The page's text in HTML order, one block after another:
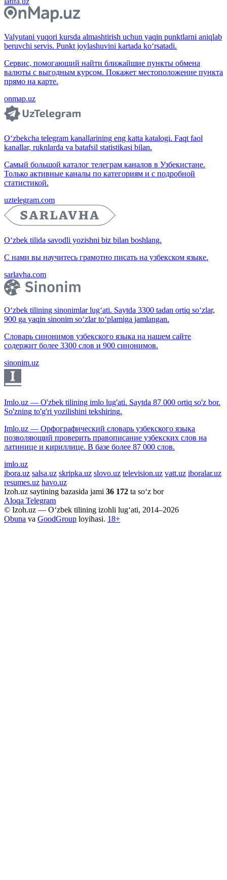
Valyutani yuqori kursda almashtirish uchun yaqin punktlarni aniqlab
beruvchi servis. Punkt joylashuvini kartada ko‘rsatadi.
Сервис, помогающий найти ближайшие пункты обмена
валюты с выгодным курсом. Покажет местоположение пункта
прямо на карте.
onmap.uz
O‘zbekcha telegram kanallarining eng katta katalogi. Faqt faol
kanallar, ruknlarda va batafsil statistikasi bilan.
Самый большой каталог телеграм каналов в Узбекистане.
Только активные каналы по категориям и с подробной
статистикой.
uztelegram.com
O‘zbek tilida savodli yozishni biz bilan boshlang.
С нами вы научитесь грамотно писать на узбекском языке.
sarlavha.com
O‘zbek tilining sinonimlar lug‘ati. Saytda 3300 tadan ortiq so‘zlar,
900 ga yaqin sinonim so‘zlar to‘plamiga jamlangan.
Словарь синонимов узбекского языка на нашем сайте
содержит более 3300 слов и 900 синонимов.
sinonim.uz
Imlo.uz — O'zbek tilining imlo lug'ati. Saytda 87 000 ortiq so'z bor.
So'zning to'g'ri yozilishini tekshiring.
Imlo.uz — Орфографический словарь узбекского языка
позволяющий проверить правописание узбекских слов на
латинице и кириллице. В базе более 87 000 слов.
imlo.uz
ibora.uz salsa.uz skripka.uz slovo.uz television.uz vatt.uz iboralar.uz
resumes.uz havo.uz
Izoh.uz saytining bazasida jami 36 172 ta so‘z bor
Aloqa Telegram
© Izoh.uz — O‘zbek tilining izohli lug‘ati, 2014–2026
Obuna va GoodGroup loyihasi. 18+